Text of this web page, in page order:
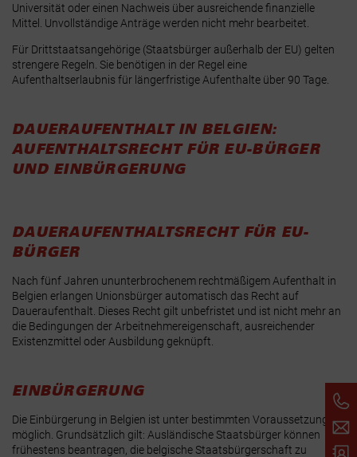
Universität oder einen Nachweis über ausreichende finanzielle
Mittel . Unvollständige Anträge werden nicht mehr bearbeitet.
Für Drittstaatsangehörige (Staatsbürger außerhalb der EU) gelten
strengere Regeln. Sie benötigen in der Regel eine
Aufenthaltserlaubnis für längerfristige Aufenthalte über 90 Tage.
DAUERAUFENTHALT IN BELGIEN:
AUFENTHALTSRECHT FÜR EU-BÜRGER
UND EINBÜRGERUNG
DAUERAUFENTHALTSRECHT FÜR EU-
BÜRGER
Nach fünf Jahren ununterbrochenem rechtmäßigem Aufenthalt in
Belgien erlangen Unionsbürger automatisch das Recht auf
Daueraufenthalt. Dieses Recht gilt unbefristet und ist nicht mehr an
die Bedingungen der Arbeitnehmereigenschaft, ausreichender
Existenzmittel oder Ausbildung geknüpft.
EINBÜRGERUNG
Die Einbürgerung in Belgien ist unter bestimmten Voraussetzungen
möglich. Grundsätzlich gilt: Ausländische Staatsbürger können
frühestens beantragen, die belgische Staatsbürgerschaft zu